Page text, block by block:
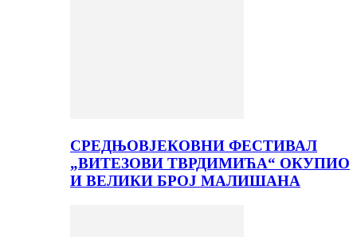
СРЕДЊОВЈЕКОВНИ ФЕСТИВАЛ
„ВИТЕЗОВИ ТВРДИМИЋА“ ОКУПИО
И ВЕЛИКИ БРОЈ МАЛИШАНА